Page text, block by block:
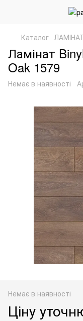
Каталог
Ламінат
Oak 1579
Немає в наявності
Немає в наявності
Ціну